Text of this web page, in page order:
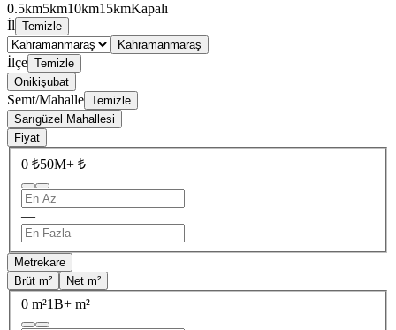
0.5km5km10km15kmKapalı
İl Temizle
Kahramanmaraş
İlçe Temizle
Onikişubat
Semt/Mahalle Temizle
Sarıgüzel Mahallesi
Fiyat
0 ₺50M+ ₺
—
Metrekare
Brüt m²
Net m²
0 m²1B+ m²